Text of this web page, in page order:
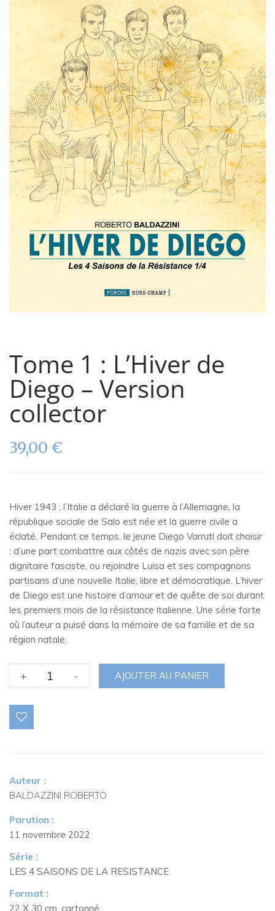
Tome 1 : L’Hiver de
Diego – Version
collector
39,00 €
Hiver 1943 ; l’Italie a déclaré la guerre à l’Allemagne, la
république sociale de Salo est née et la guerre civile a
éclaté. Pendant ce temps, le jeune Diego Varruti doit choisir
: d’une part combattre aux côtés de nazis avec son père
dignitaire fasciste, ou rejoindre Luisa et ses compagnons
partisans d’une nouvelle Italie, libre et démocratique. L’hiver
de Diego est une histoire d’amour et de quête de soi durant
les premiers mois de la résistance italienne. Une série forte
où l’auteur a puisé dans la mémoire de sa famille et de sa
région natale.
+
quantité
de
collector
- AJOUTER AU PANIER
Auteur :
BALDAZZINI ROBERTO
Parution :
11 novembre 2022
Série :
LES 4 SAISONS DE LA RESISTANCE
Format :
22 X 30 cm, cartonné